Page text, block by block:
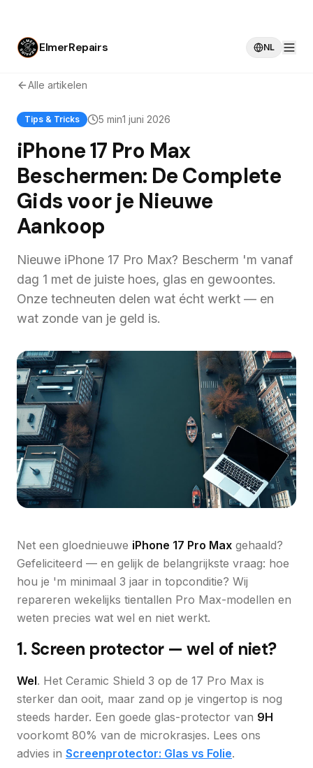
ElmerRepairs NL
Alle artikelen
Tips & Tricks 5 min1 juni 2026
iPhone 17 Pro Max
Beschermen: De Complete
Gids voor je Nieuwe
Aankoop
Nieuwe iPhone 17 Pro Max? Bescherm 'm vanaf
dag 1 met de juiste hoes, glas en gewoontes.
Onze techneuten delen wat écht werkt — en
wat zonde van je geld is.
Net een gloednieuwe iPhone 17 Pro Max gehaald?
Gefeliciteerd — en gelijk de belangrijkste vraag: hoe
hou je 'm minimaal 3 jaar in topconditie? Wij
repareren wekelijks tientallen Pro Max-modellen en
weten precies wat wel en niet werkt.
1. Screen protector — wel of niet?
Wel. Het Ceramic Shield 3 op de 17 Pro Max is
sterker dan ooit, maar zand op je vingertop is nog
steeds harder. Een goede glas-protector van 9H
voorkomt 80% van de microkrasjes. Lees ons
advies in Screenprotector: Glas vs Folie.